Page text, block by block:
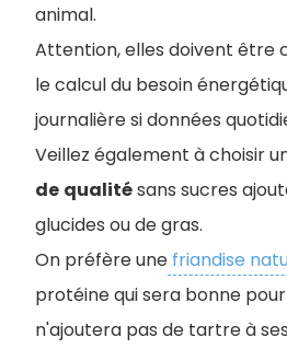
animal.
Attention, elles doivent être
le calcul du besoin
journalière si données
Veillez également à choisir
de qualitésans sucres
glucides ou de gras.
On préfère une friandise
protéine qui sera bonne
n'ajoutera pas de tartre à